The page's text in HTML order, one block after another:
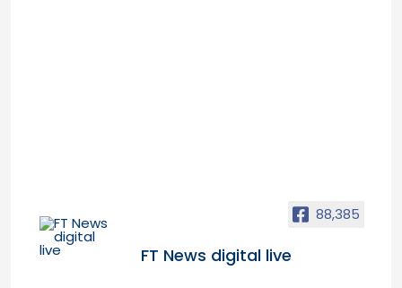
88,385
FT News digital live